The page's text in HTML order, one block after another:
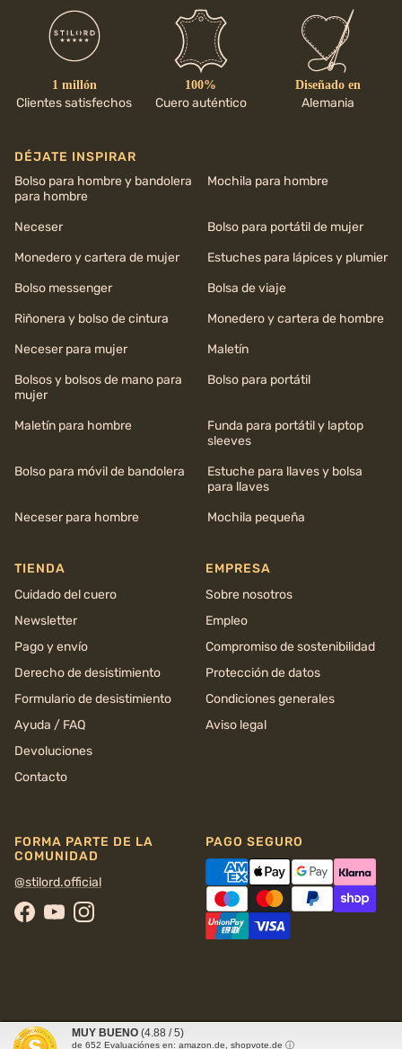
1 millón
Clientes satisfechos
100%
Cuero auténtico
Diseñado en
Alemania
DÉJATE INSPIRAR
Bolso para hombre y bandolera
para hombre
Mochila para hombre
Neceser
Bolso para portátil de mujer
Monedero y cartera de mujer
Estuches para lápices y plumier
Bolso messenger
Bolsa de viaje
Riñonera y bolso de cintura
Monedero y cartera de hombre
Neceser para mujer
Maletín
Bolsos y bolsos de mano para
mujer
Bolso para portátil
Maletín para hombre
Funda para portátil y laptop
sleeves
Bolso para móvil de bandolera
Estuche para llaves y bolsa
para llaves
Neceser para hombre
Mochila pequeña
TIENDA
Cuidado del cuero
Newsletter
Pago y envío
Derecho de desistimiento
Formulario de desistimiento
Ayuda / FAQ
Devoluciones
Contacto
EMPRESA
Sobre nosotros
Empleo
Compromiso de sostenibilidad
Protección de datos
Condiciones generales
Aviso legal
FORMA PARTE DE LA
COMUNIDAD
@stilord.official
Facebook
YouTubeInstagram
PAGO SEGURO
© 2026STILORD
MUY BUENO (4.88 / 5)
de 652 Evaluaciónes en: amazon.de, shopvote.de ⓘ